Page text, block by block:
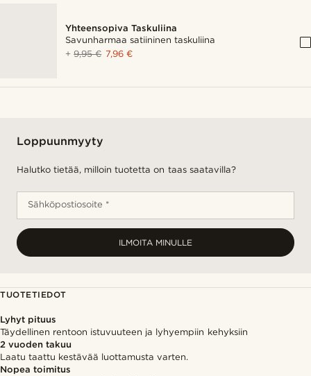
Yhteensopiva Taskuliina
Savunharmaa satiininen taskuliina
+9,95 € 7,96 €
Loppuunmyyty
Halutko tietää, milloin tuotetta on taas saatavilla?
Sähköpostiosoite *
ILMOITA MINULLE
TUOTETIEDOT
Lyhyt pituus
Täydellinen rentoon istuvuuteen ja lyhyempiin kehyksiin
2 vuoden takuu
Laatu taattu kestävää luottamusta varten.
Nopea toimitus